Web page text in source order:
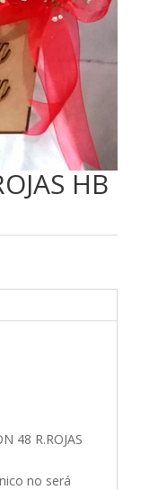
HB
48 R.ROJAS
no será